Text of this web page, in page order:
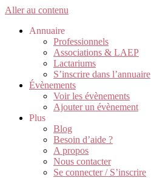
Aller au contenu
Annuaire
Professionnels
Associations & LAEP
Lactariums
S’inscrire dans l’annuaire
Évènements
Voir les évènements
Ajouter un évènement
Plus
Blog
Besoin d’aide ?
A propos
Nous contacter
Se connecter / S’inscrire